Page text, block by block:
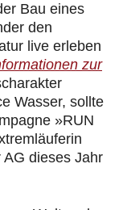
Bau eines
den
live erleben
zur
Wasser, sollte
»RUN
dieses Jahr